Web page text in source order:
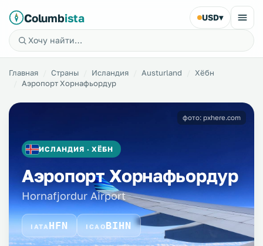
Columbista USD▾
Главная Страны Исландия Austurland
Хёбн
Аэропорт Хорнафьордур
ИСЛАНДИЯ · ХЁБН
Аэропорт Хорнафьордур
Hornafjordur Airport
IATAHFN ICAOBIHN
фото: pxhere.com